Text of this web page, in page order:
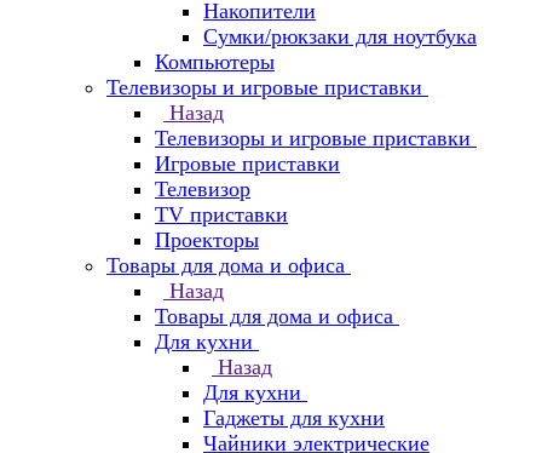
Накопители
Сумки/рюкзаки для ноутбука
Компьютеры
Телевизоры и игровые приставки
Назад
Телевизоры и игровые приставки
Игровые приставки
Телевизор
TV приставки
Проекторы
Товары для дома и офиса
Назад
Товары для дома и офиса
Для кухни
Назад
Для кухни
Гаджеты для кухни
Чайники электрические